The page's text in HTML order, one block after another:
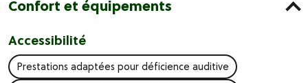
Confort et équipements
Accessibilité
Prestations adaptées pour déficience auditive